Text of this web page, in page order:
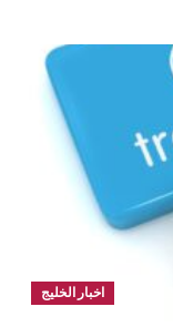
استمتعِ
شمسية
من
ترينديول
اخبار الخليج